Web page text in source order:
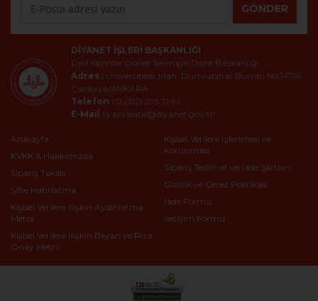
GÖNDER
DIYANET İŞLERI BAŞKANLIĞI
Dini Yayınlar Döner Sermaye Daire Başkanlığı
Adres : Üniversiteler Mah. Dumlupınar Bulvarı No:147/A
Çankaya/ANKARA
Telefon : 0 (312) 295 71 94
E-Mail : yayinsatis@diyanet.gov.tr
Anasayfa
KVKK & Hakkımızda
Sipariş Takibi
Şifre Hatırlatma
Kişisel Verilere İlişkin Aydınlatma
Metni
Kişisel Verilere İlişkin Beyan ve Rıza
Onay Metni
Kişisel Verilere İşlenmesi ve
Korunması
Sipariş Teslimat ve İade Şartları
Gizlilik ve Çerez Politikası
İade Formu
İletişim Formu